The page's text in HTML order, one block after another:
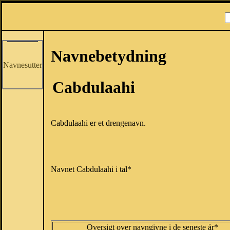
Navnesutter
Navnebetydning
Cabdulaahi
Cabdulaahi er et drengenavn.
Navnet Cabdulaahi i tal*
Oversigt over navngivne i de seneste år*